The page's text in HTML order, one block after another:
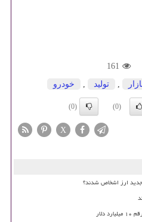
161
تولید خودرو
(0)
(0)
X
جدید ارز اشخاص شدند؟